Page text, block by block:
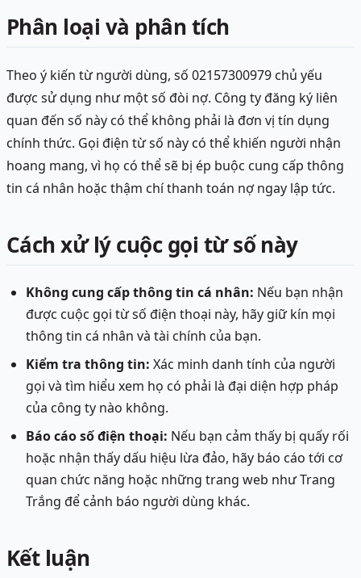
Phân loại và phân tích
Theo ý kiến từ người dùng, số 02157300979 chủ yếu
được sử dụng như một số đòi nợ. Công ty đăng ký liên
quan đến số này có thể không phải là đơn vị tín dụng
chính thức. Gọi điện từ số này có thể khiến người nhận
hoang mang, vì họ có thể sẽ bị ép buộc cung cấp thông
tin cá nhân hoặc thậm chí thanh toán nợ ngay lập tức.
Cách xử lý cuộc gọi từ số này
Không cung cấp thông tin cá nhân: Nếu bạn nhận
được cuộc gọi từ số điện thoại này, hãy giữ kín mọi
thông tin cá nhân và tài chính của bạn.
Kiểm tra thông tin: Xác minh danh tính của người
gọi và tìm hiểu xem họ có phải là đại diện hợp pháp
của công ty nào không.
Báo cáo số điện thoại: Nếu bạn cảm thấy bị quấy rối
hoặc nhận thấy dấu hiệu lừa đảo, hãy báo cáo tới cơ
quan chức năng hoặc những trang web như Trang
Trắng để cảnh báo người dùng khác.
Kết luận